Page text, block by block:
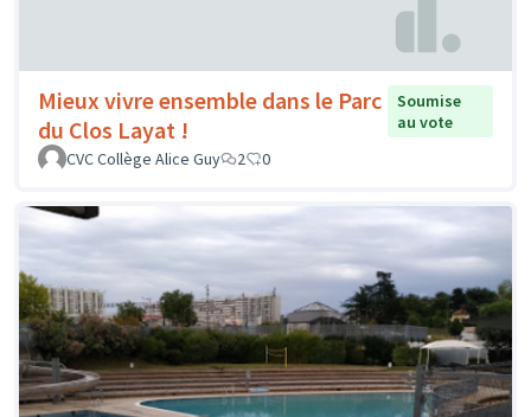
Mieux vivre ensemble dans le Parc
du Clos Layat !
Soumise
au vote
CVC Collège Alice Guy
2 0